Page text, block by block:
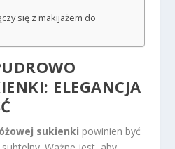
się z makijażem do
ELEGANCJA
sukienki powinien być